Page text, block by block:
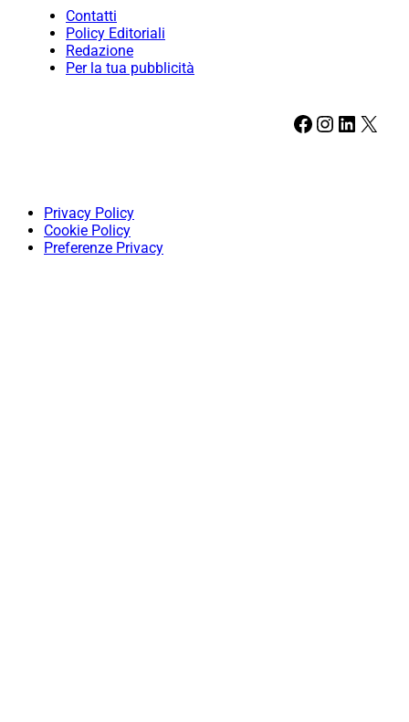
Contatti
Policy Editoriali
Redazione
Per la tua pubblicità
Facebook Instagram LinkedIn X
Privacy Policy
Cookie Policy
Preferenze Privacy